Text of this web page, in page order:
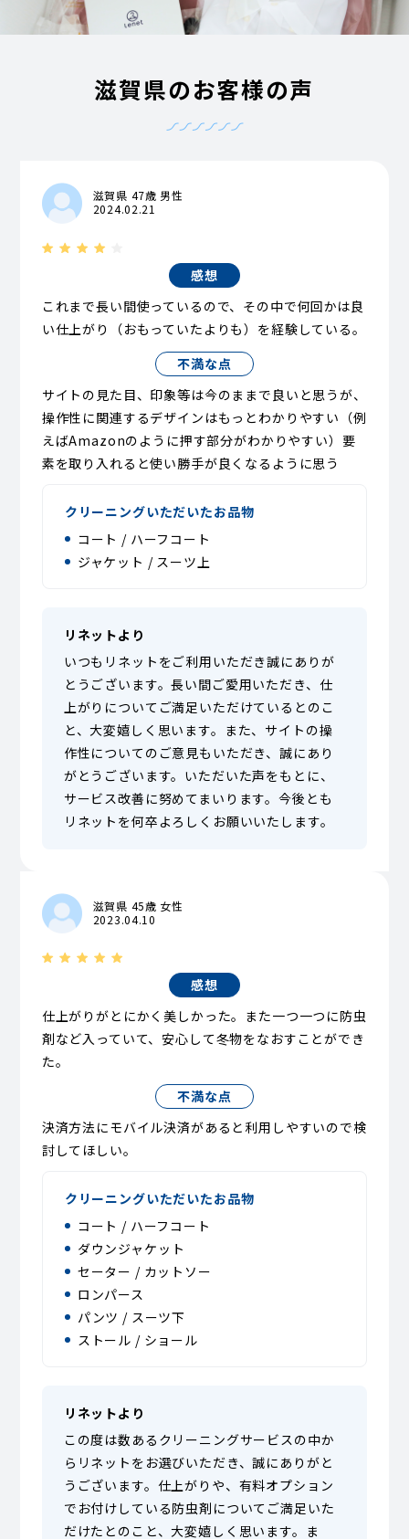
滋賀県のお客様の声
滋賀県 47歳 男性
2024.02.21
感想
これまで長い間使っているので、その中で何回かは良
い仕上がり（おもっていたよりも）を経験している。
不満な点
サイトの見た目、印象等は今のままで良いと思うが、
操作性に関連するデザインはもっとわかりやすい（例
えばAmazonのように押す部分がわかりやすい）要
素を取り入れると使い勝手が良くなるように思う
クリーニングいただいたお品物
コート / ハーフコート
ジャケット / スーツ上
リネットより
いつもリネットをご利用いただき誠にありが
とうございます。長い間ご愛用いただき、仕
上がりについてご満足いただけているとのこ
と、大変嬉しく思います。また、サイトの操
作性についてのご意見もいただき、誠にあり
がとうございます。いただいた声をもとに、
サービス改善に努めてまいります。今後とも
リネットを何卒よろしくお願いいたします。
滋賀県 45歳 女性
2023.04.10
感想
仕上がりがとにかく美しかった。また一つ一つに防虫
剤など入っていて、安心して冬物をなおすことができ
た。
不満な点
決済方法にモバイル決済があると利用しやすいので検
討してほしい。
クリーニングいただいたお品物
コート / ハーフコート
ダウンジャケット
セーター / カットソー
ロンパース
パンツ / スーツ下
ストール / ショール
リネットより
この度は数あるクリーニングサービスの中か
らリネットをお選びいただき、誠にありがと
うございます。仕上がりや、有料オプション
でお付けしている防虫剤についてご満足いた
だけたとのこと、大変嬉しく思います。ま